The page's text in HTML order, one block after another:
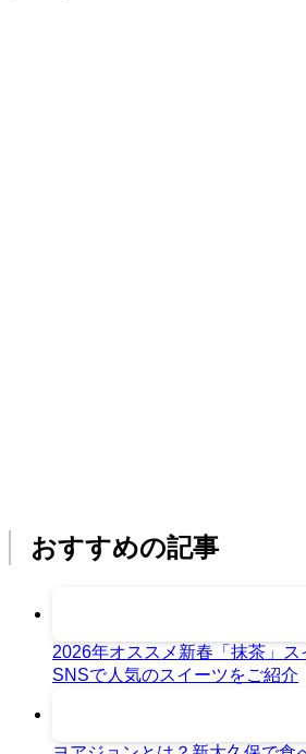
おすすめの記事
2026年オススメ新春「抹茶」ス
SNSで人気のスイーツをご紹介